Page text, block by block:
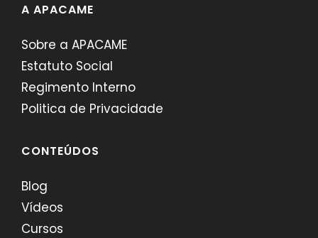
A APACAME
Sobre a APACAME
Estatuto Social
Regimento Interno
Politica de Privacidade
CONTEÚDOS
Blog
Vídeos
Cursos